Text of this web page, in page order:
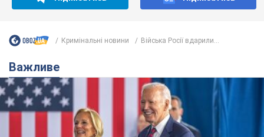
Дружина тяжкохворого Джо Байдена назвала
перший симптом, який сигналізував про його
"агресивний" рак